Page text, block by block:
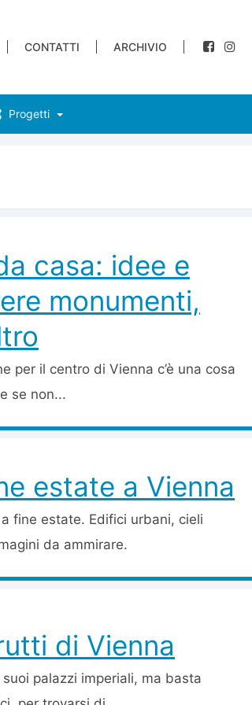
CONTATTI ARCHIVIO
Progetti
casa: idee e
monumenti,
per il centro di Vienna c’è una cosa
se non...
estate a Vienna
fine estate. Edifici urbani, cieli
da ammirare.
di Vienna
palazzi imperiali, ma basta